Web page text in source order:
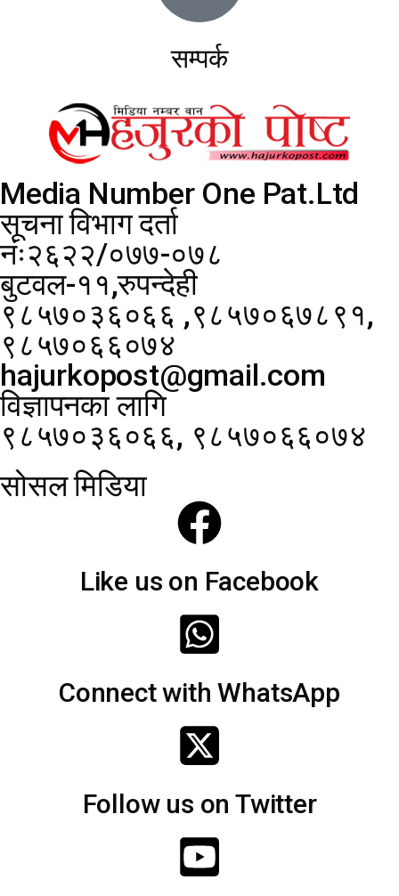
सम्पर्क
Media Number One Pat.Ltd
सूचना विभाग दर्ता
नंः२६२२/०७७-०७८
बुटवल-११,रुपन्देही
९८५७०३६०६६ ,९८५७०६७८९१,
९८५७०६६०७४
hajurkopost@gmail.com
विज्ञापनका लागि
९८५७०३६०६६, ९८५७०६६०७४
सोसल मिडिया
Like us on Facebook
Connect with WhatsApp
Follow us on Twitter